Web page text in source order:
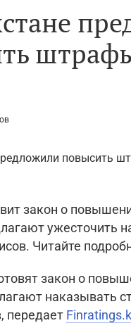
закон о
ужесточить
Читайте
закон о
наказывать
передает